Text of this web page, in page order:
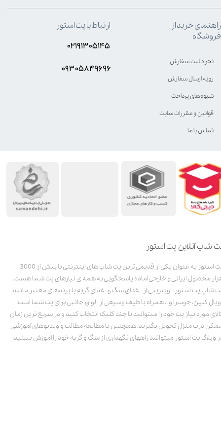
شاپ آنلاین پت استور
پت استور به عنوان یکی از قدیمی‌ترین پت شاپ های اینترنتی با بیش از 3000
محصول ایرانی و خارجی آماده پاسخگویی به همه ی نیازهای پت شما هست.
شاپ پت استور، ویترینی از غذای سگ و غذای گربه با برندهای معتبر مانند:
کنین، جوسرا و .. همراه با طیف وسیعی از لوازم جانبی برای پت شما است.
مورد نیاز پت خود را میتوانید با چند کلیک انتخاب کنید و در سریع ترین زمان
درب منزل تحویل بگیرید. همچنین با مطالعه مطالب و ویدیوهای آموزشی
وبلاگ پت استور میتوانید راههای نگهداری از سگ و گربه خود را آموزش ببینید.
راهنمای خرید از
فروشگاه
نحوه ثبت سفارش
رویه ارسال سفارش
شیوه‌های پرداخت
قوانین و مقررات سایت
تماس با ما
ارتباط با پت استور
۰۲۱۹۱۳۰۵۱۴۵
۰۹۳۰۵8۴9696